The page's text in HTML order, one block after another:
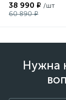
38 990 ₽ /шт
60 890 ₽
Нужна